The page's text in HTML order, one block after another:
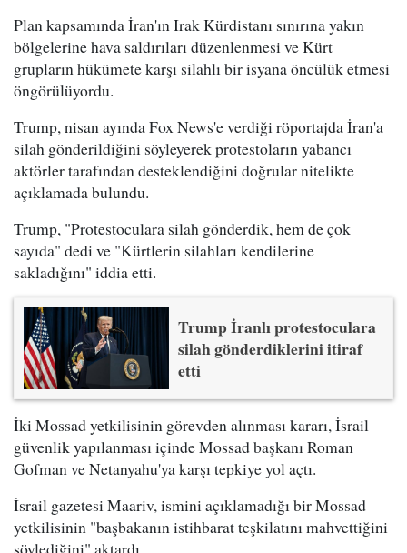
Plan kapsamında İran'ın Irak Kürdistanı sınırına yakın
bölgelerine hava saldırıları düzenlenmesi ve Kürt
grupların hükümete karşı silahlı bir isyana öncülük etmesi
öngörülüyordu.
Trump, nisan ayında Fox News'e verdiği röportajda İran'a
silah gönderildiğini söyleyerek protestoların yabancı
aktörler tarafından desteklendiğini doğrular nitelikte
açıklamada bulundu.
Trump, "Protestoculara silah gönderdik, hem de çok
sayıda" dedi ve "Kürtlerin silahları kendilerine
sakladığını" iddia etti.
Trump İranlı protestoculara
silah gönderdiklerini itiraf
etti
İki Mossad yetkilisinin görevden alınması kararı, İsrail
güvenlik yapılanması içinde Mossad başkanı Roman
Gofman ve Netanyahu'ya karşı tepkiye yol açtı.
İsrail gazetesi Maariv, ismini açıklamadığı bir Mossad
yetkilisinin "başbakanın istihbarat teşkilatını mahvettiğini
söylediğini" aktardı.